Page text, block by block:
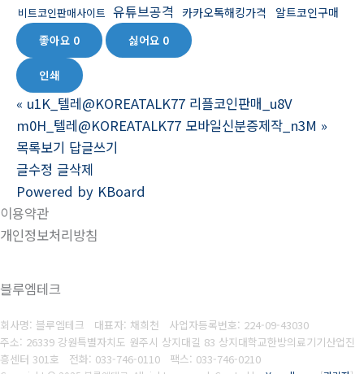
비트코인판매사이트 유튜브공격 카카오톡해킹가격
알트코인구매
좋아요 0 싫어요 0
인쇄
« u1K_텔레@KOREATALK77 리플코인판매_u8V
m0H_텔레@KOREATALK77 모바일신분증제작_n3M »
목록보기 답글쓰기
글수정 글삭제
Powered by KBoard
이용약관
개인정보처리방침
블루엠테크
회사명: 블루엠테크 대표자: 채희천 사업자등록번호: 224-09-43030
주소: 26339 강원특별자치도 원주시 상지대길 83 상지대학교한방의료기기산업진
흥센터 301호 전화: 033-746-0110 팩스: 033-746-0210